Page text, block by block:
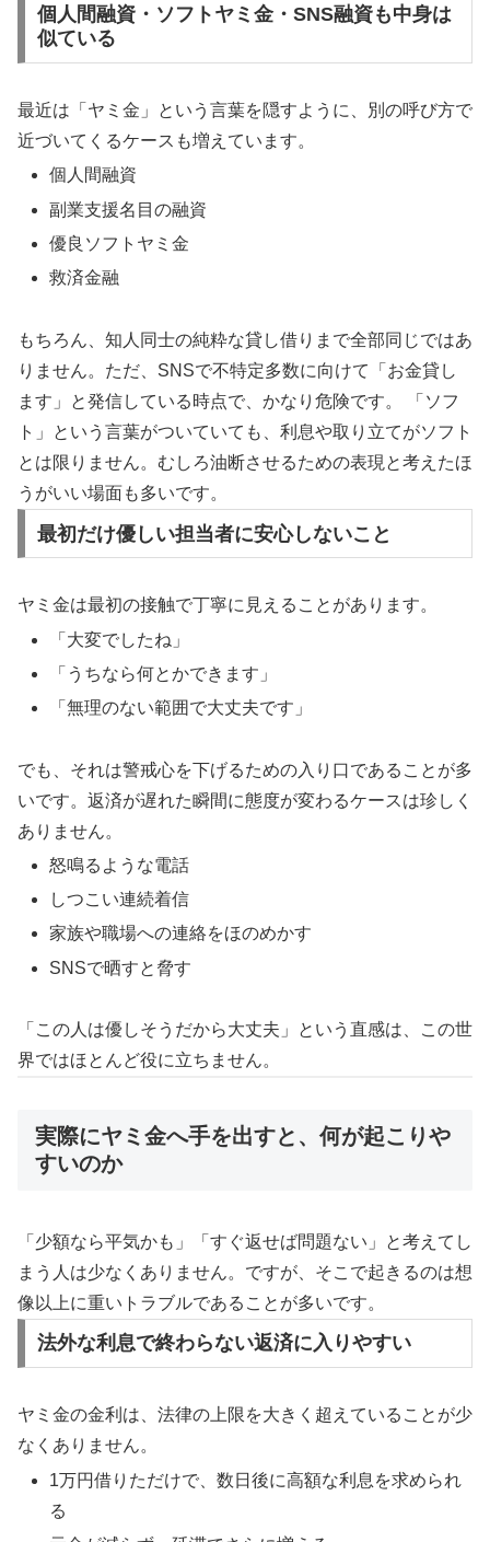
個人間融資・ソフトヤミ金・SNS融資も中身は
似ている
最近は「ヤミ金」という言葉を隠すように、別の呼び方で
近づいてくるケースも増えています。
個人間融資
副業支援名目の融資
優良ソフトヤミ金
救済金融
もちろん、知人同士の純粋な貸し借りまで全部同じではあ
りません。ただ、SNSで不特定多数に向けて「お金貸し
ます」と発信している時点で、かなり危険です。
「ソフ
ト」という言葉がついていても、利息や取り立てがソフト
とは限りません。むしろ油断させるための表現と考えたほ
うがいい場面も多いです。
最初だけ優しい担当者に安心しないこと
ヤミ金は最初の接触で丁寧に見えることがあります。
「大変でしたね」
「うちなら何とかできます」
「無理のない範囲で大丈夫です」
でも、それは警戒心を下げるための入り口であることが多
いです。返済が遅れた瞬間に態度が変わるケースは珍しく
ありません。
怒鳴るような電話
しつこい連続着信
家族や職場への連絡をほのめかす
SNSで晒すと脅す
「この人は優しそうだから大丈夫」という直感は、この世
界ではほとんど役に立ちません。
実際にヤミ金へ手を出すと、何が起こりや
すいのか
「少額なら平気かも」「すぐ返せば問題ない」と考えてし
まう人は少なくありません。ですが、そこで起きるのは想
像以上に重いトラブルであることが多いです。
法外な利息で終わらない返済に入りやすい
ヤミ金の金利は、法律の上限を大きく超えていることが少
なくありません。
1万円借りただけで、数日後に高額な利息を求められ
る